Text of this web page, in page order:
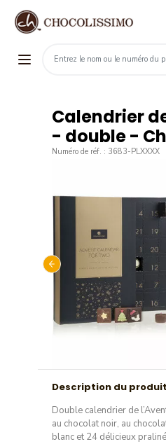
Calendrier
- double -
Numéro de réf. : 3683-PLXXXX
Description du produit
Double calendrier de
au chocolat noir, au
blanc et 24 délicieux